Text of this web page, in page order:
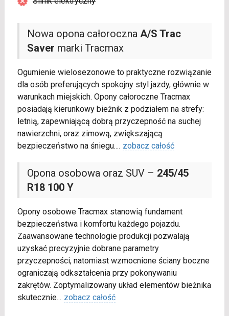
Nowa opona całoroczna A/S Trac
Saver marki Tracmax
Ogumienie wielosezonowe to praktyczne rozwiązanie
dla osób preferujących spokojny styl jazdy, głównie w
warunkach miejskich. Opony całoroczne Tracmax
posiadają kierunkowy bieżnik z podziałem na strefy:
letnią, zapewniającą dobrą przyczepność na suchej
nawierzchni, oraz zimową, zwiększającą
bezpieczeństwo na śniegu.... zobacz całość
Opona osobowa oraz SUV – 245/45
R18 100 Y
Opony osobowe Tracmax stanowią fundament
bezpieczeństwa i komfortu każdego pojazdu.
Zaawansowane technologie produkcji pozwalają
uzyskać precyzyjnie dobrane parametry
przyczepności, natomiast wzmocnione ściany boczne
ograniczają odkształcenia przy pokonywaniu
zakrętów. Zoptymalizowany układ elementów bieżnika
skutecznie... zobacz całość